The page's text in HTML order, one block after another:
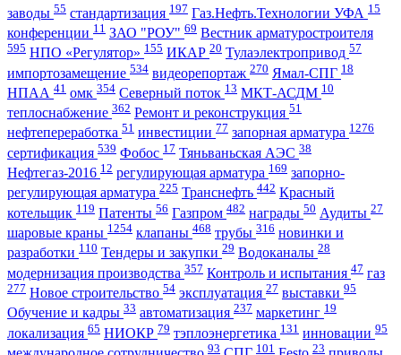
заводы 55 стандартизация 197 Газ.Нефть.Технологии УФА 15
конференции 11 ЗАО "РОУ" 69 Вестник арматуростроителя
595 НПО «Регулятор» 155 ИКАР 20 Тулаэлектропривод 57
импортозамещение 534 видеорепортаж 270 Ямал-СПГ 18
НПАА 41 омк 354 Северный поток 13 МКТ-АСДМ 10
теплоснабжение 362 Ремонт и реконструкция 51
нефтепереработка 51 инвестиции 77 запорная арматура 1276
сертификация 539 Фобос 17 Тяньваньская АЭС 38
Нефтегаз-2016 12 регулирующая арматура 169 запорно-
регулирующая арматура 225 Транснефть 442 Красный
котельщик 119 Патенты 56 Газпром 482 награды 50 Аудиты 27
шаровые краны 1254 клапаны 468 трубы 316 новинки и
разработки 110 Тендеры и закупки 29 Водоканалы 28
модернизация производства 357 Контроль и испытания 47 газ
277 Новое строительство 54 эксплуатация 27 выставки 95
Обучение и кадры 33 автоматизация 237 маркетинг 19
локализация 65 НИОКР 79 тэплоэнергетика 131 инновации 95
93 101 23